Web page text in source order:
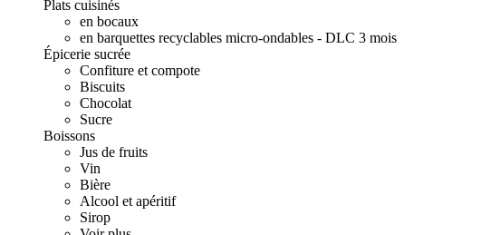
Plats cuisinés
en bocaux
en barquettes recyclables micro-ondables - DLC 3 mois
Épicerie sucrée
Confiture et compote
Biscuits
Chocolat
Sucre
Boissons
Jus de fruits
Vin
Bière
Alcool et apéritif
Sirop